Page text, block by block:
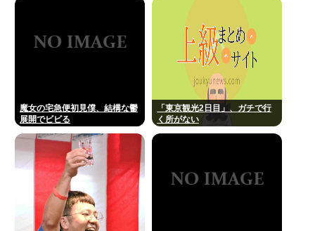
魔女の宅急便初見僕、結構な鬱
展開でビビる
「東京観光2日目」、ガチで行
く所がない